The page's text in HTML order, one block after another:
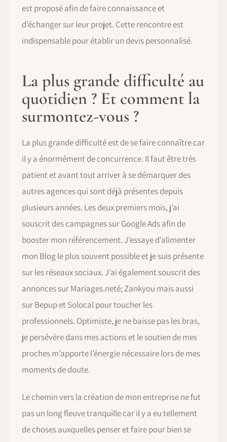
est proposé afin de faire connaissance et
d’échanger sur leur projet. Cette rencontre est
indispensable pour établir un devis personnalisé.
La plus grande difficulté au
quotidien ? Et comment la
surmontez-vous ?
La plus grande difficulté est de se faire connaître car
il y a énormément de concurrence. Il faut être très
patient et avant tout arriver à se démarquer des
autres agences qui sont déjà présentes depuis
plusieurs années. Les deux premiers mois, j’ai
souscrit des campagnes sur Google Ads afin de
booster mon référencement. J’essaye d’alimenter
mon Blog le plus souvent possible et je suis présente
sur les réseaux sociaux. J’ai également souscrit des
annonces sur Mariages.neté; Zankyou mais aussi
sur Bepup et Solocal pour toucher les
professionnels. Optimiste, je ne baisse pas les bras,
je persévère dans mes actions et le soutien de mes
proches m’apporte l’énergie nécessaire lors de mes
moments de doute.
Le chemin vers la création de mon entreprise ne fut
pas un long fleuve tranquille car il y a eu tellement
de choses auxquelles penser et faire pour bien se